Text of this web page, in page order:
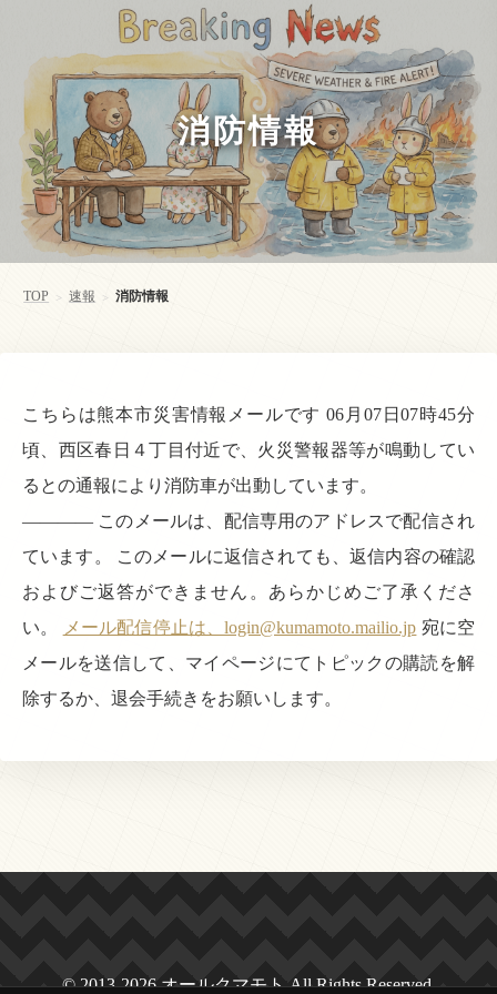
消防情報
TOP > 速報 > 消防情報
こちらは熊本市災害情報メールです 06月07日07時45分
頃、西区春日４丁目付近で、火災警報器等が鳴動してい
るとの通報により消防車が出動しています。
———— このメールは、配信専用のアドレスで配信され
ています。 このメールに返信されても、返信内容の確認
およびご返答ができません。あらかじめご了承くださ
い。
メール配信停止は、login@kumamoto.mailio.jp 宛に空
メールを送信して、マイページにてトピックの購読を解
除するか、退会手続きをお願いします。
© 2013-2026 オールクマモト All Rights Reserved.